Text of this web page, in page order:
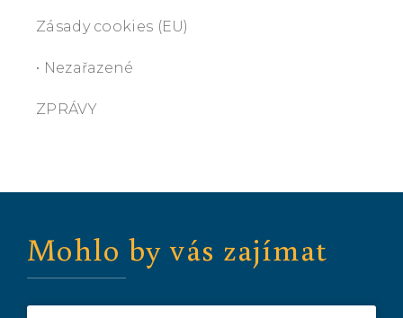
Zásady cookies (EU)
• Nezařazené
ZPRÁVY
Mohlo by vás zajímat